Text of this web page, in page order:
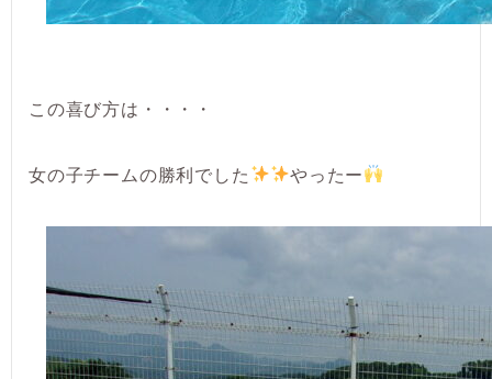
この喜び方は・・・・
女の子チームの勝利でした やったー